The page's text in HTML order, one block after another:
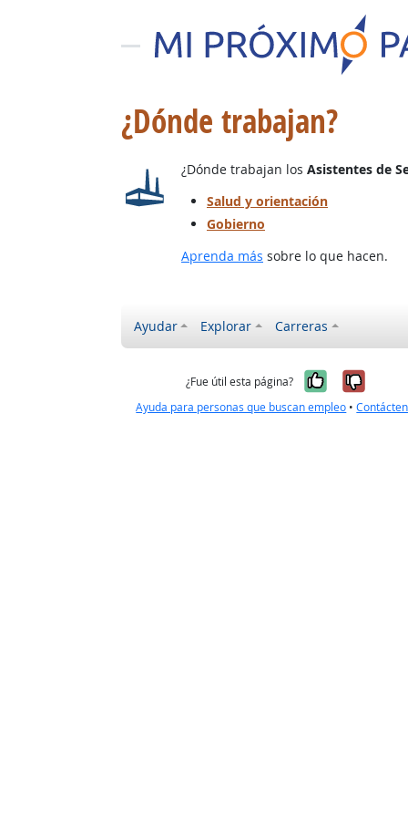
¿Dónde trabajan?
¿Dónde trabajan los Asistentes de
Salud y orientación
Gobierno
Aprenda más sobre lo que hacen.
Ayudar Explorar Carreras
¿Fue útil esta página? Sí, fue útil
No,
Ayuda para personas que buscan empleo •